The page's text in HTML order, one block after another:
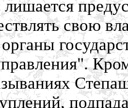
лишается
свою